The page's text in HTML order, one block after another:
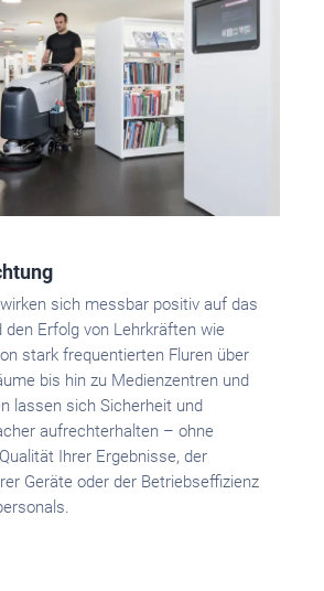
sich messbar positiv auf das
den Erfolg von Lehrkräften wie
stark frequentierten Fluren über
bis hin zu Medienzentren und
lassen sich Sicherheit und
aufrechterhalten – ohne
Ihrer Ergebnisse, der
Geräte oder der Betriebseffizienz